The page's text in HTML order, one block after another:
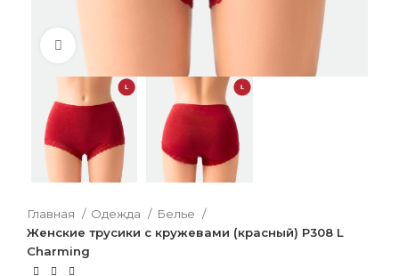
Нажмите, чтобы увеличить
Главная Одежда
Белье
Женские трусики с кружевами (красный) P308 L
Charming